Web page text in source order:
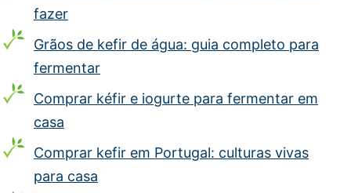
fazer
Grãos de kefir de água: guia completo para
fermentar
Comprar kéfir e iogurte para fermentar em
casa
Comprar kefir em Portugal: culturas vivas
para casa